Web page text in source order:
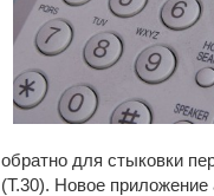
обратно для стыковки
(T.30). Новое